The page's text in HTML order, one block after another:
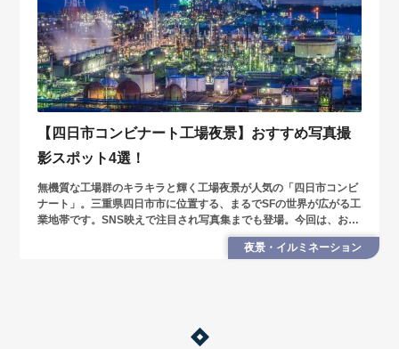
【四日市コンビナート工場夜景】おすすめ写真撮
影スポット4選！
無機質な工場群のキラキラと輝く工場夜景が人気の「四日市コンビ
ナート」。三重県四日市市に位置する、まるでSFの世界が広がる工
業地帯です。SNS映えで注目され写真集までも登場。今回は、おす
すめの撮影スポット4選と基本情報を紹介します。
夜景・イルミネーション